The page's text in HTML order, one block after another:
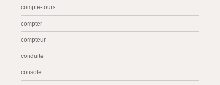
compte-tours
compter
compteur
conduite
console